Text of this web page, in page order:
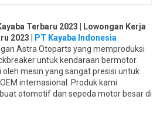
Terbaru 2023 | Lowongan Kerja
2023
PT Kayaba Indonesia
Astra Otoparts yang memproduksi
untuk kendaraan bermotor.
oleh mesin yang sangat presisi untuk
internasional. Produk kami
otomotif dan sepeda motor besar di